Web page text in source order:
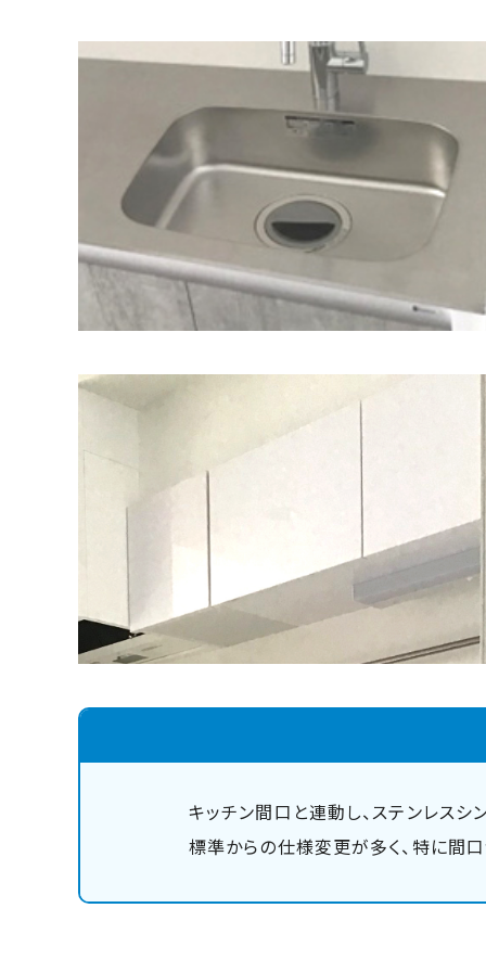
キッチン間口と連動し、ステンレスシ
標準からの仕様変更が多く、特に間口